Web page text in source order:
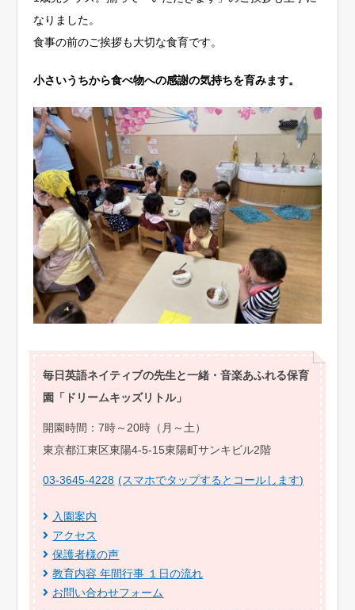
なりました。
食事の前のご挨拶も大切な食育です。
小さいうちから食べ物への感謝の気持ちを育みます。
毎日英語ネイティブの先生と一緒・音楽あふれる保育
園「ドリームキッズリトル」
開園時間：7時～20時（月～土）
東京都江東区東陽4-5-15東陽町サンキビル2階
03-3645-4228 (スマホでタップするとコールします)
入園案内
アクセス
保護者様の声
教育内容 年間行事 １日の流れ
お問い合わせフォーム